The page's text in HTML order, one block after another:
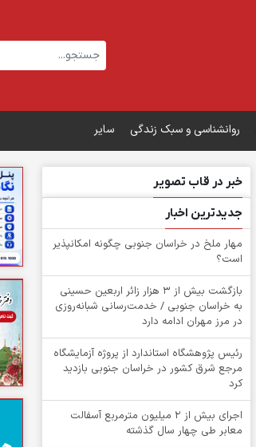
روانشناسی و سبک زندگی سایر
خبر در قاب تصویر
جدیدترین اخبار
‌مهار ملخ در خراسان جنوبی چگونه امکانپذیر
است؟
بازگشت بیش از ۳ هزار زائر اربعین حسینی
به خراسان جنوبی / خدمت‌رسانی شبانه‌روزی
در مرز مهران ادامه دارد
رئیس پژوهشگاه استاندارد از پروژه آزمایشگاه
مرجع شرق کشور در خراسان جنوبی بازدید
کرد
اجرای بیش از ۲ میلیون مترمربع آسفالت
معابر طی چهار سال گذشته